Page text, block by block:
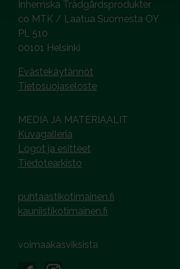
Inhemska Trädgårdsprodukter
co MTK / Laatua Suomesta OY
PL 510
00101 Helsinki
Evästekäytännöt
Tietosuojaseloste
MEDIA JA MATERIAALIT
Kuvagalleria
Logot ja esitteet
Tiedotearkisto
puhtaastikotimainen.fi
kauniistikotimainen.fi
voimaakasviksista